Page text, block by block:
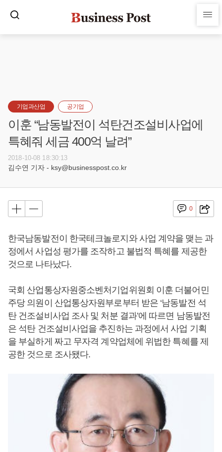
기업과산업 공기업
이훈 “남동발전이 석탄건조설비사업에
특혜줘 세금 400억 날려”
2018-10-08 18:30:13
김수연 기자 - ksy@businesspost.co.kr
0
한국남동발전이 한국테크놀로지와 사업 계약을 맺는 과
정에서 사업성 평가를 조작하고 불법적 특혜를 제공한
것으로 나타났다.
국회 산업통상자원중소벤처기업위원회 이훈 더불어민
주당 의원이 산업통상자원부로부터 받은 ‘남동발전 석
탄 건조설비사업 조사 및 처분 결과’에 따르면 남동발전
은 석탄 건조설비사업을 추진하는 과정에서 사업 기획
을 부실하게 짜고 무자격 계약업체에 위법한 특혜를 제
공한 것으로 조사됐다.